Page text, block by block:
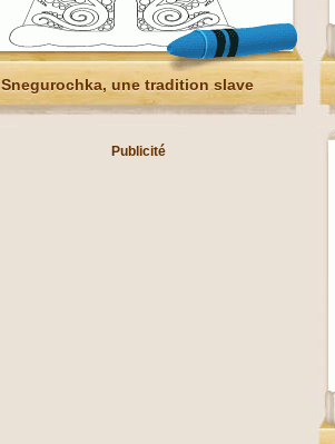
Snegurochka, une tradition slave
Publicité